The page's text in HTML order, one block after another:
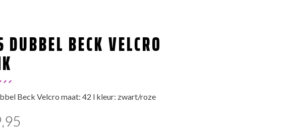
DUBBEL BECK VELCRO
Beck Velcro maat: 42 l kleur: zwart/roze